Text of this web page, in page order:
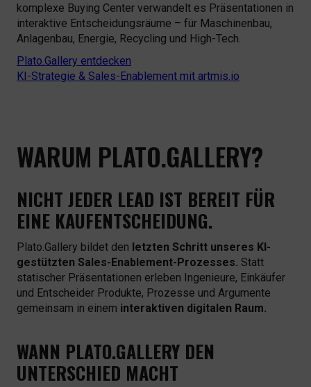
komplexe Buying Center verwandelt es Präsentationen in
interaktive Entscheidungsräume – für Maschinenbau,
Anlagenbau, Energie, Recycling und High-Tech.
Plato.Gallery entdecken
KI-Strategie & Sales-Enablement mit artmis.io
WARUM PLATO.GALLERY?
NICHT JEDER LEAD IST BEREIT FÜR
EINE KAUFENTSCHEIDUNG.
Plato.Gallery bildet den letzten Schritt unseres KI-
gestützten Sales-Enablement-Prozesses. Statt
statischer Präsentationen erleben Ingenieure, Einkäufer
und Entscheider Produkte, Prozesse und Argumente
gemeinsam in einem interaktiven digitalen Raum.
WANN PLATO.GALLERY DEN
UNTERSCHIED MACHT